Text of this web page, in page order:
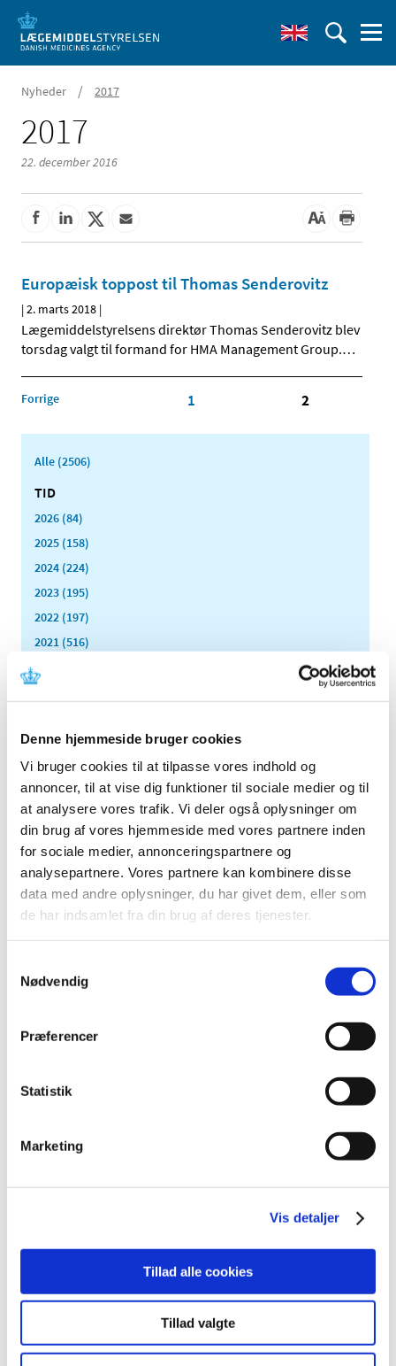
Denne hjemmeside bruger cookies
Vi bruger cookies til at tilpasse vores indhold og
annoncer, til at vise dig funktioner til sociale medier og til
at analysere vores trafik. Vi deler også oplysninger om
din brug af vores hjemmeside med vores partnere inden
for sociale medier, annonceringspartnere og
analysepartnere. Vores partnere kan kombinere disse
data med andre oplysninger, du har givet dem, eller som
de har indsamlet fra din brug af deres tjenester.
Nødvendig
Præferencer
Statistik
Marketing
Vis detaljer
Tillad alle cookies
Tillad valgte
Nyheder / 2017
2017
22. december 2016
Europæisk toppost til Thomas Senderovitz
|2. marts 2018 |
Lægemiddelstyrelsens direktør Thomas Senderovitz blev
torsdag valgt til formand for HMA Management Group.…
Forrige 1 2
Alle (2506)
TID
2026 (84)
2025 (158)
2024 (224)
2023 (195)
2022 (197)
2021 (516)
december (12)
november (10)
oktober (16)
september (11)
august (6)
juli (8)
juni (13)
maj (18)
april (10)
marts (21)
januar (11)
2016 (167)
2014 (44)
2012 (44)
2010 (7)
2006 (9)